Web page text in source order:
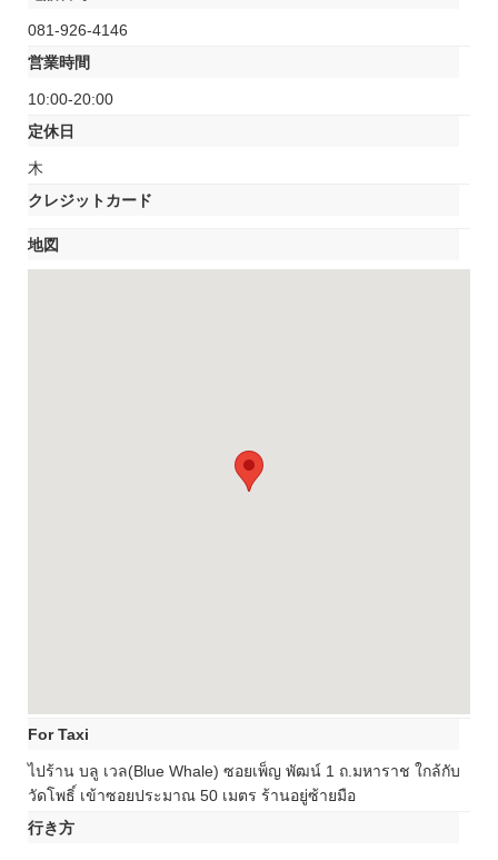
081-926-4146
営業時間
10:00-20:00
定休日
木
クレジットカード
地図
For Taxi
ไปร้าน บลู เวล(Blue Whale) ซอยเพ็ญ พัฒน์ 1 ถ.มหาราช ใกล้กับ
วัดโพธิ์ เข้าซอยประมาณ 50 เมตร ร้านอยู่ซ้ายมือ
行き方